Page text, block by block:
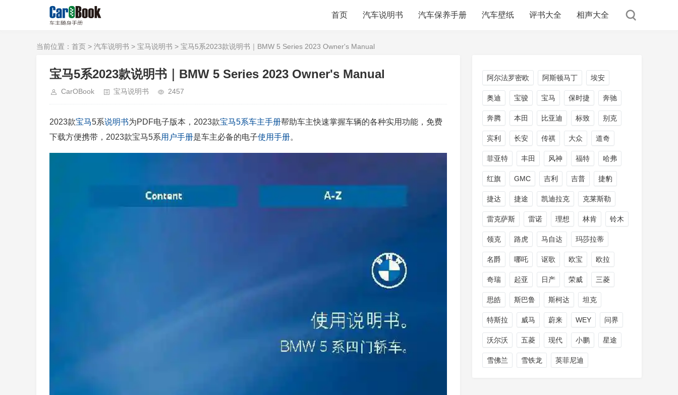
首页 汽车说明书 汽车保养手册 汽车壁纸 评书大全 相声大全
当前位置： 首页 > 汽车说明书 > 宝马说明书 > 宝马5系2023款说明书｜BMW 5 Series 2023 Owner's Manual
宝马5系2023款说明书｜BMW 5 Series 2023 Owner's Manual
CarOBook 宝马说明书 2457
2023款宝马5系说明书为PDF电子版本，2023款宝马5系车主手册帮助车主快速掌握车辆的各种实用功能，免费
下载方便携带，2023款宝马5系用户手册是车主必备的电子使用手册。
阿尔法罗密欧 阿斯顿马丁 埃安
奥迪 宝骏 宝马 保时捷 奔驰
奔腾 本田 比亚迪 标致 别克
宾利 长安 传祺 大众 道奇
菲亚特 丰田 风神 福特 哈弗
红旗 GMC 吉利 吉普 捷豹
捷达 捷途 凯迪拉克 克莱斯勒
雷克萨斯 雷诺 理想 林肯 铃木
领克 路虎 马自达 玛莎拉蒂
名爵 哪吒 讴歌 欧宝 欧拉
奇瑞 起亚 日产 荣威 三菱
思皓 斯巴鲁 斯柯达 坦克
特斯拉 威马 蔚来 WEY 问界
沃尔沃 五菱 现代 小鹏 星途
雪佛兰 雪铁龙 英菲尼迪